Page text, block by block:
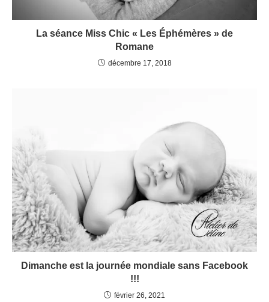
La séance Miss Chic « Les Éphémères » de
Romane
décembre 17, 2018
Dimanche est la journée mondiale sans Facebook
!!!
février 26, 2021